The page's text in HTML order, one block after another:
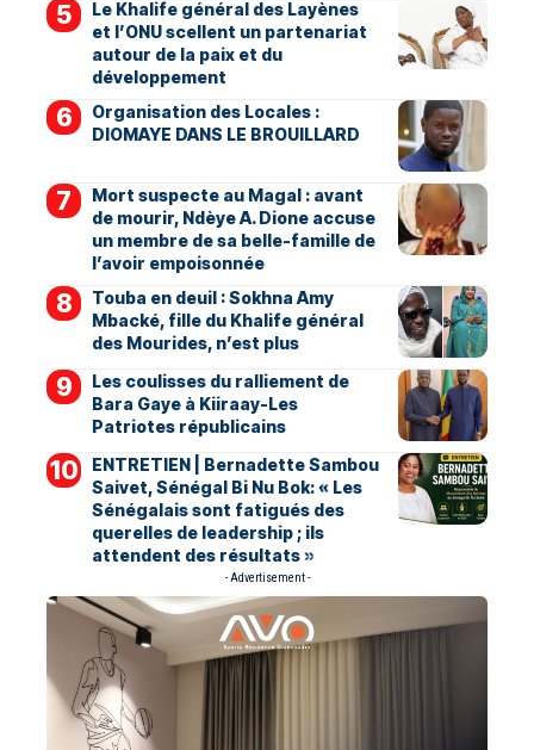
Le Khalife général des Layènes
et l’ONU scellent un partenariat
autour de la paix et du
développement
Organisation des Locales :
DIOMAYE DANS LE BROUILLARD
Mort suspecte au Magal : avant
de mourir, Ndèye A. Dione accuse
un membre de sa belle-famille de
l’avoir empoisonnée
Touba en deuil : Sokhna Amy
Mbacké, fille du Khalife général
des Mourides, n’est plus
Les coulisses du ralliement de
Bara Gaye à Kiiraay-Les
Patriotes républicains
ENTRETIEN | Bernadette Sambou
Saivet, Sénégal Bi Nu Bok: « Les
Sénégalais sont fatigués des
querelles de leadership ; ils
attendent des résultats »
- Advertisement -